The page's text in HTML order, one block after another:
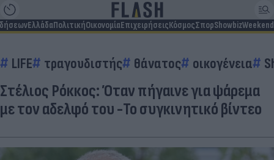
ΕλλάδαΠολιτικήΟικονομίαΕπιχειρήσειςΚόσμοςΣπορShowbizWeekend
LIFE τραγουδιστής θάνατος οικογένεια
Στέλιος Ρόκκος: Όταν πήγαινε για ψάρεμα
με τον αδελφό του -Το συγκινητικό βίντεο